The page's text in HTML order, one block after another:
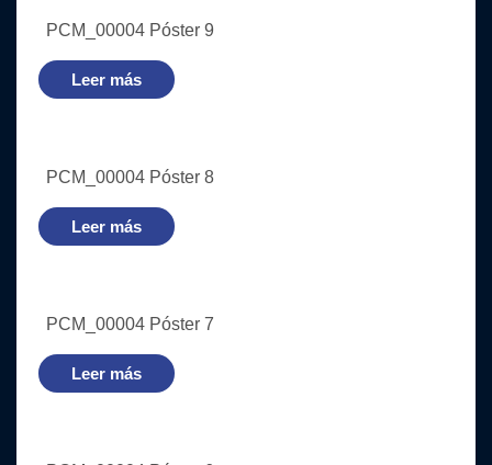
PCM_00004 Póster 9
Leer más
PCM_00004 Póster 8
Leer más
PCM_00004 Póster 7
Leer más